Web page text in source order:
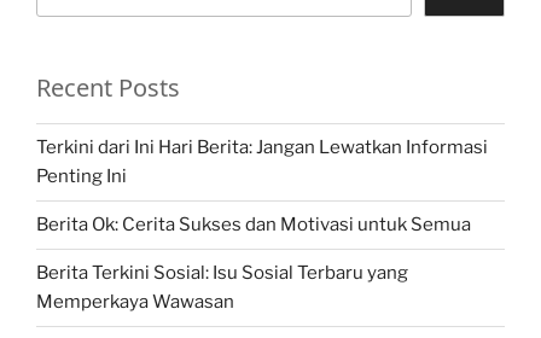
Recent Posts
Terkini dari Ini Hari Berita: Jangan Lewatkan Informasi
Penting Ini
Berita Ok: Cerita Sukses dan Motivasi untuk Semua
Berita Terkini Sosial: Isu Sosial Terbaru yang
Memperkaya Wawasan